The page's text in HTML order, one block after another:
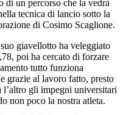
di un percorso che la vedrà
tecnica di lancio sotto la
di Cosimo Scaglione.
giavellotto ha veleggiato
poi ha cercato di forzare
tutto funziona
grazie al lavoro fatto, presto
gli impegni universitari
non poco la nostra atleta.